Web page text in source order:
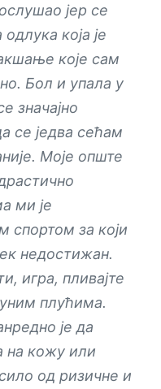
јер се
која је
које сам
Бол и упала у
значајно
се једва сећам
Моје опште
ми је
спортом за који
недостижан.
игра, пливајте
плућима.
је да
на кожу или
од ризичне и